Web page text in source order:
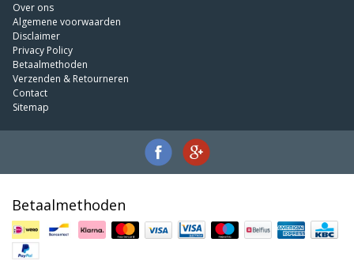
Over ons
Algemene voorwaarden
Disclaimer
Privacy Policy
Betaalmethoden
Verzenden & Retourneren
Contact
Sitemap
Betaalmethoden